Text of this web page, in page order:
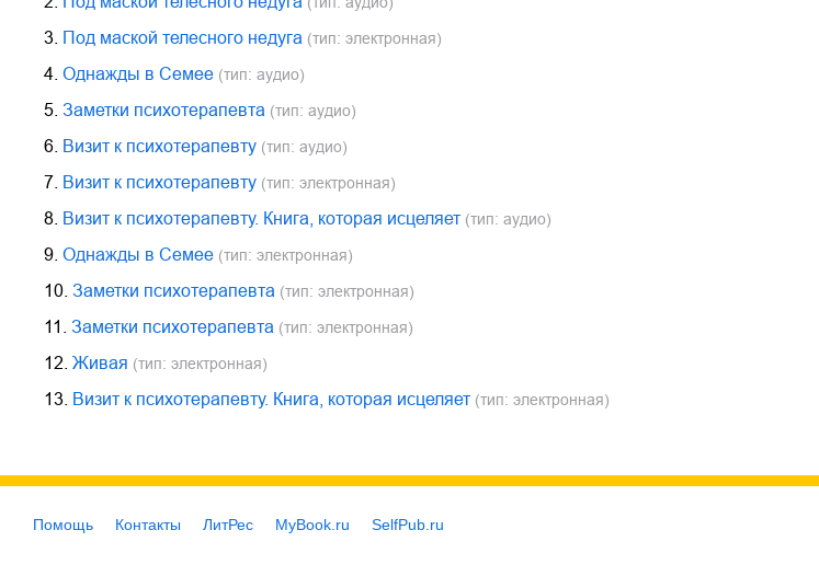
3. Под маской телесного недуга (тип: электронная)
4. Однажды в Семее (тип: аудио)
5. Заметки психотерапевта (тип: аудио)
6. Визит к психотерапевту (тип: аудио)
7. Визит к психотерапевту (тип: электронная)
8. Визит к психотерапевту. Книга, которая исцеляет (тип: аудио)
9. Однажды в Семее (тип: электронная)
10. Заметки психотерапевта (тип: электронная)
11. Заметки психотерапевта (тип: электронная)
12. Живая (тип: электронная)
13. Визит к психотерапевту. Книга, которая исцеляет (тип: электронная)
Помощь Контакты ЛитРес MyBook.ru SelfPub.ru